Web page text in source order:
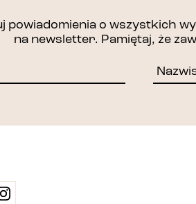
powiadomienia o wszystkich
na newsletter. Pamiętaj, że